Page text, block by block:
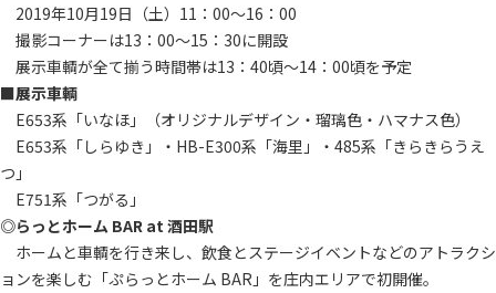
2019年10月19日（土）11：00～16：00
撮影コーナーは13：00～15：30に開設
展示車輌が全て揃う時間帯は13：40頃～14：00頃を予定
■展示車輌
E653系「いなほ」（オリジナルデザイン・瑠璃色・ハマナス色）
E653系「しらゆき」・HB-E300系「海里」・485系「きらきらうえ
つ」
E751系「つがる」
◎らっとホーム BAR at 酒田駅
ホームと車輌を行き来し、飲食とステージイベントなどのアトラクシ
ョンを楽しむ「ぷらっとホーム BAR」を庄内エリアで初開催。